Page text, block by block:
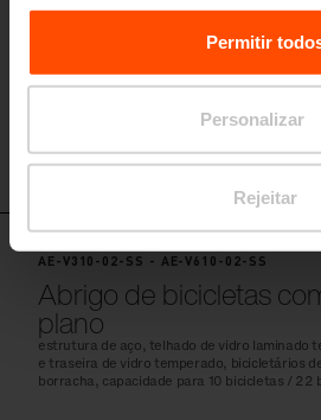
Para mais informações, por favor
Relating to the Processing
Permitir
Personalizar
Rejeitar
AE-V310-02-SS - AE-V610-02-SS
Abrigo de bicicletas
plano
estrutura de aço, telhado de vidro laminado
e traseira de vidro temperado, bicicletários
borracha, capacidade para 10 bicicletas / 22